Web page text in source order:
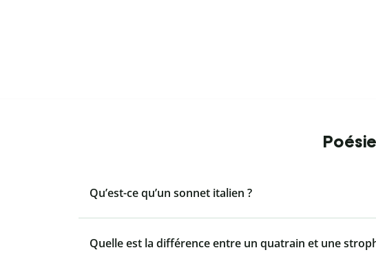
Qu’est-ce qu’un sonnet italien ?
Quelle est la différence entre un quatrain et une